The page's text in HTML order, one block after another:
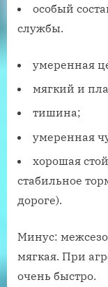
особый
службы.
умеренная
мягкий и
тишина;
умеренная
хорошая
стабильное
дороге).
Минус:
мягкая. При
очень быстро.